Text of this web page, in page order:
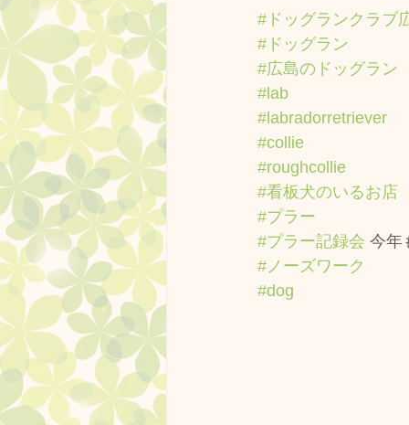
#ドッグランクラブ
#ドッグラン
#広島のドッグラン
#lab
#labradorretriever
#collie
#roughcollie
#看板犬のいるお店
#プラー
#プラー記録会 今年
#ノーズワーク
#dog